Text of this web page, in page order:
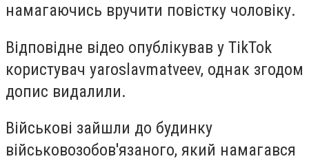
намагаючись вручити повістку чоловіку.
Відповідне відео опублікував у TikTok
користувач yaroslavmatveev, однак згодом
допис видалили.
Військові зайшли до будинку
військовозобов'язаного, який намагався